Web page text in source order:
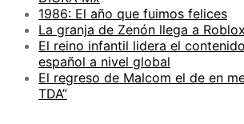
1986: El año que fuimos felices
La granja de Zenón llega a Roblox
El reino infantil lidera el
español a nivel global
El regreso de Malcom el de en
TDA”